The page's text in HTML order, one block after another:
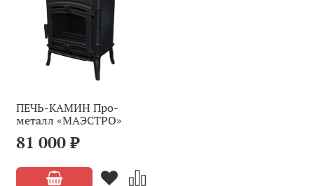
ПЕЧЬ-КАМИН Про-
металл «МАЭСТРО»
81 000 ₽